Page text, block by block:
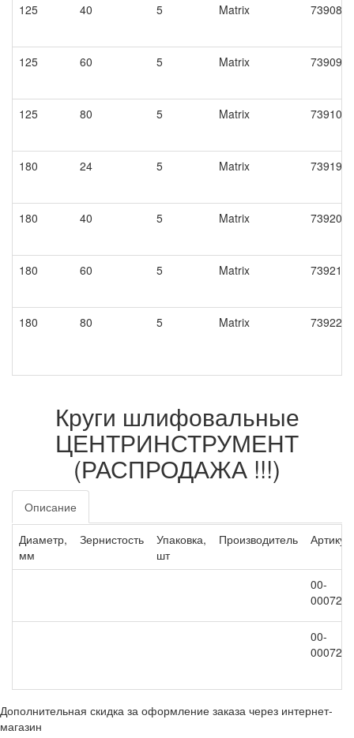
125 40 5 Matrix 73908
125 60 5 Matrix 73909.
125 80 5 Matrix 73910
180 24 5 Matrix 73919
180 40 5 Matrix 73920
180 60 5 Matrix 73921
180 80 5 Matrix 73922
Круги шлифовальные
ЦЕНТРИНСТРУМЕНТ
(РАСПРОДАЖА !!!)
Описание
Диаметр,
мм
Зернистость
Упаковка,
шт
Производитель Артикул
00-
00-
Дополнительная скидка за оформление заказа через интернет-
магазин